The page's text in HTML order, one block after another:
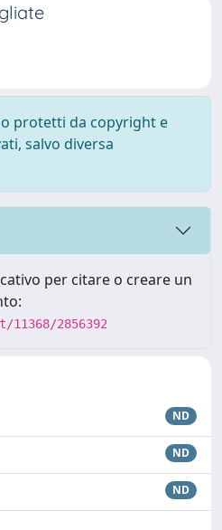
protetti da copyright e
salvo diversa
per citare o creare un
2856392
ND
ND
ND